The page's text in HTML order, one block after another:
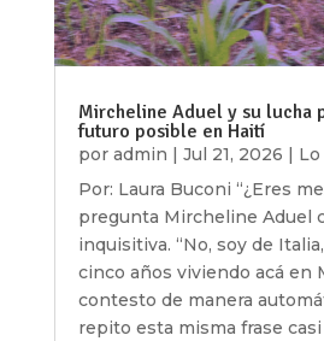
Mircheline Aduel y su lucha
futuro posible en Haití
por admin | Jul 21, 2026 |
Por: Laura Buconi “¿Eres
pregunta Mircheline Aduel
inquisitiva. “No, soy de
cinco años viviendo acá en
contesto de manera
repito esta misma frase